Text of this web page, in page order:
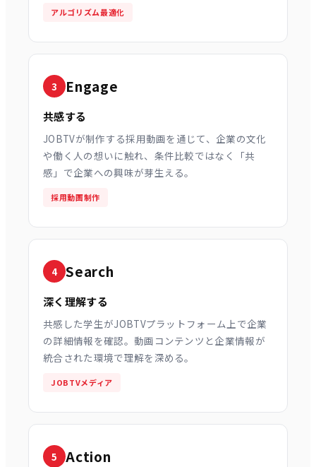
アルゴリズム最適化
3 Engage
共感する
JOBTVが制作する採用動画を通じて、企業の文化
や働く人の想いに触れ、条件比較ではなく「共
感」で企業への興味が芽生える。
採用動画制作
4 Search
深く理解する
共感した学生がJOBTVプラットフォーム上で企業
の詳細情報を確認。動画コンテンツと企業情報が
統合された環境で理解を深める。
JOBTVメディア
5 Action